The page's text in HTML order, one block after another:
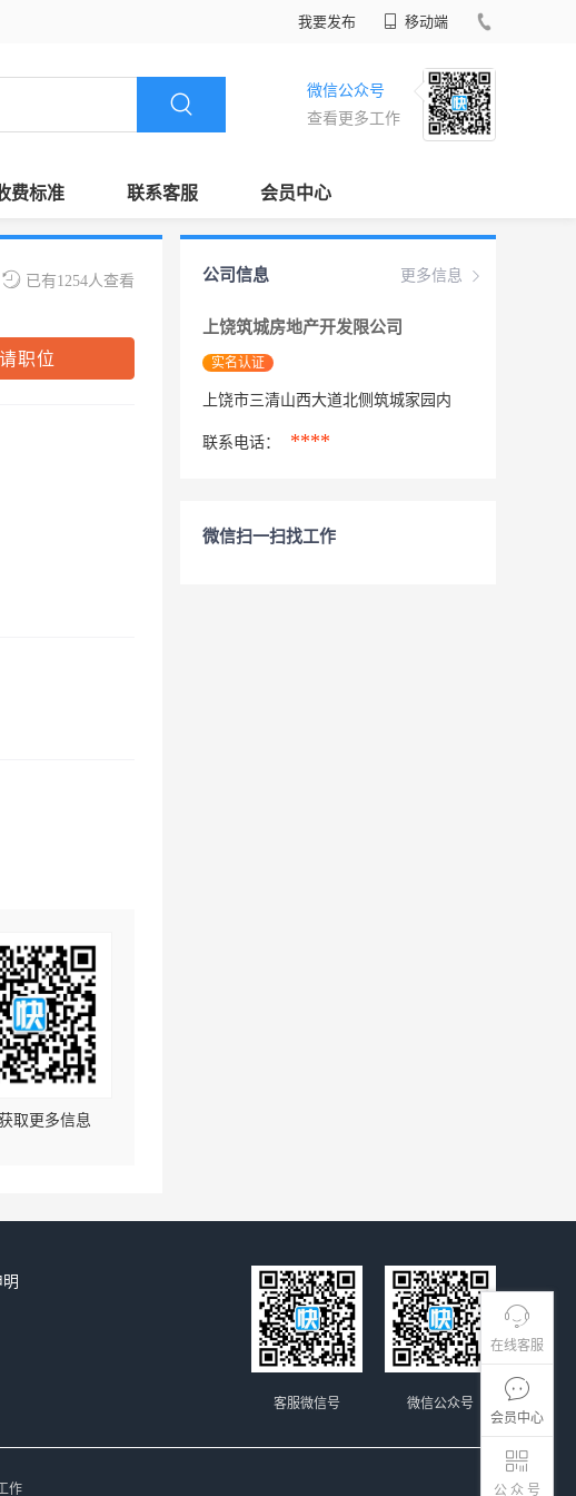
我要发布 移动端
微信公众号
查看更多工作
费标准 联系客服 会员中心
在线客服
会员中心
公 众 号
已有1254人查看
职位
取更多信息
更多信息
公司信息
上饶筑城房地产开发限公司
实名认证
上饶市三清山西大道北侧筑城家园内
联系电话： ****
微信扫一扫找工作
微信公众号
客服微信号
作